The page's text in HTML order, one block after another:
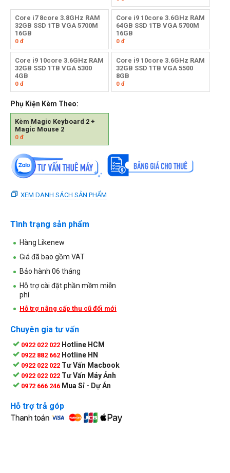
Core i7 8core 3.8GHz RAM
32GB SSD 1TB VGA 5700M
16GB
0 đ
Core i9 10core 3.6GHz RAM
64GB SSD 1TB VGA 5700M
16GB
0đ
Core i9 10core 3.6GHz RAM
32GB SSD 1TB VGA 5300
4GB
0 đ
Core i9 10core 3.6GHz RAM
32GB SSD 1TB VGA 5500
8GB
0đ
Phụ Kiện Kèm Theo:
Kèm Magic Keyboard 2 +
Magic Mouse 2
0 đ
XEM DANH SÁCH SẢN PHẨM
Tình trạng sản phẩm
Hàng Likenew
Giá đã bao gồm VAT
Bảo hành 06 tháng
Hỗ trợ cài đặt phần mềm miễn
phí
Hỗ trợ nâng cấp thu cũ đổi mới
Chuyên gia tư vấn
0922 022 022 Hotline HCM
0922 882 662 Hotline HN
0922 022 022 Tư Vấn Macbook
0922 022 022 Tư Vấn Máy Ảnh
0972 666 246 Mua Sỉ - Dự Án
Hỗ trợ trả góp